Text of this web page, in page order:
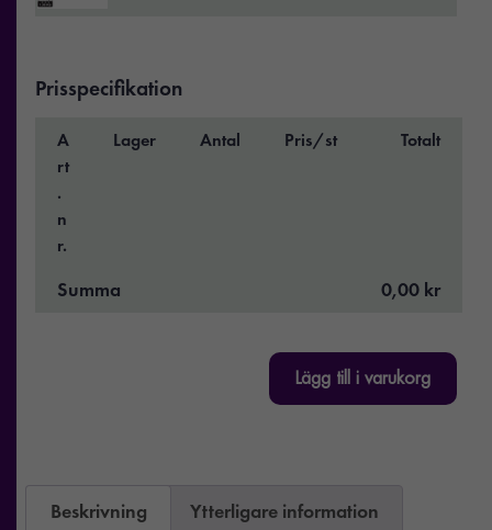
Prisspecifikation
A
rt
.
n
r.
Lager Antal Pris/st Totalt
Summa 0,00 kr
Lägg till i varukorg
Beskrivning Ytterligare information